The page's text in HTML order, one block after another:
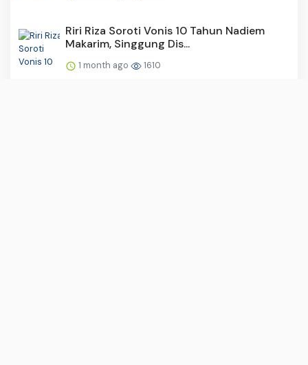
Riri Riza Soroti Vonis 10 Tahun Nadiem
Makarim, Singgung Dis...
1 month ago 1610